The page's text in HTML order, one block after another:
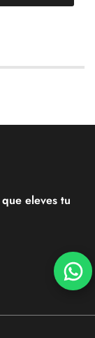
eleves tu